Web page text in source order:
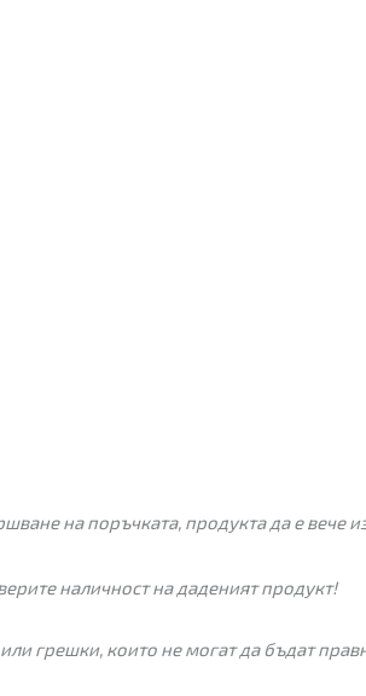
на поръчката, продукта да е вече
наличност на даденият продукт!
грешки, които не могат да бъдат